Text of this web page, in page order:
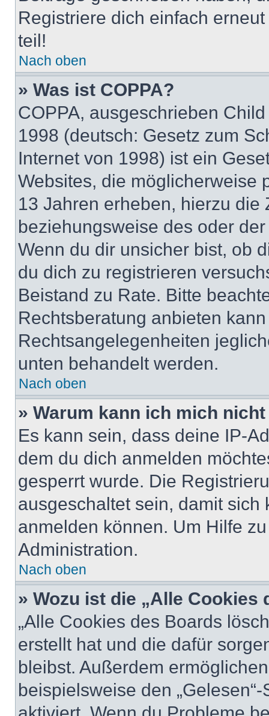
Registriere dich einfach
teil!
Nach oben
» Was ist COPPA?
COPPA, ausgeschrieben
1998 (deutsch: Gesetz zum
Internet von 1998) ist ein
Websites, die möglicherweise
13 Jahren erheben, hierzu die
beziehungsweise des oder
Wenn du dir unsicher bist, ob
du dich zu registrieren
Beistand zu Rate. Bitte
Rechtsberatung anbieten
Rechtsangelegenheiten
unten behandelt werden.
Nach oben
» Warum kann ich mich
Es kann sein, dass deine IP-
dem du dich anmelden
gesperrt wurde. Die
ausgeschaltet sein, damit
anmelden können. Um Hilfe
Administration.
Nach oben
» Wozu ist die „Alle
„Alle Cookies des Boards
erstellt hat und die dafür
bleibst. Außerdem
beispielsweise den